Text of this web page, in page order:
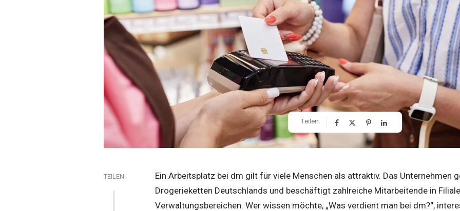
Teilen
TEILEN
Ein Arbeitsplatz bei dm gilt für viele Menschen als attraktiv. Das Unternehmen
Drogerieketten Deutschlands und beschäftigt zahlreiche Mitarbeitende in
Verwaltungsbereichen. Wer wissen möchte, „Was verdient man bei dm?“,